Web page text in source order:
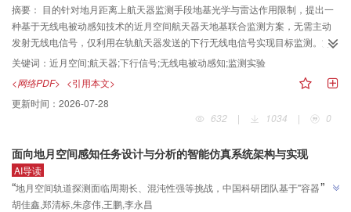
度表现总体最佳，深度学习方法中ALIKE（accurate and lightweight keypoint
detection and descriptor extraction）的表现较为优秀。密集匹配方法中，
SGBM（semi-global block matching）和DepthAnything均呈现出较好的性
能。最后对月球遥感影像匹配的未来发展方向进行了展望和探讨。
月空间监测领域的研究进展，研究团队建立了天地基协同监测体系，为解决地
月距离航天器监测难题提供了新的解决方案。”
摘要： 目的针对地月距离上航天器监测手段地基光学与雷达作用限制，提出一
种基于无线电被动感知技术的近月空间航天器天地基联合监测方案，无需主动
发射无线电信号，仅利用在轨航天器发送的下行无线电信号实现目标监测。方
法首先，介绍了无线电被动感知技术的理论方法；然后，设计了一种适用于近
月空间航天器的天基、地基与天地基协同监测方案，包括系统架构、工作流
程，分析了传感器布局、目标引导、信号接收、TDOA（time difference of
arrival）/FDOA（frequency difference of arrival）处理、误差修正、目标定轨
与预报等关键技术；最后，通过近月空间在轨航天器无线电被动感知监测实验
监测实验，有效监测到目标下行信号与多普勒变化运动规律，初步验证了监测
方案可行性。结论提出的基于无线电被动感知的近月空间航天器天地基监测方
案，可为后续近月空间航天器监测系统设计与实现提供有益的技术参考。
关键词： 近月空间;航天器;下行信号;无线电被动感知;监测实验
<网络PDF> <引用本文>
更新时间： 2026-07-28
632
| 1034 | 0
面向地月空间感知任务设计与分析的智能仿真系统架构与实现
AI导读
“地月空间轨道探测面临周期长、混沌性强等挑战，中国科研团队基于"容器云 +
微服务"设计了智能仿真系统架构，研制了地月空间感知任务设计与分析仿真系
”
胡佳鑫,郑清标,朱彦伟,王鹏,李永昌